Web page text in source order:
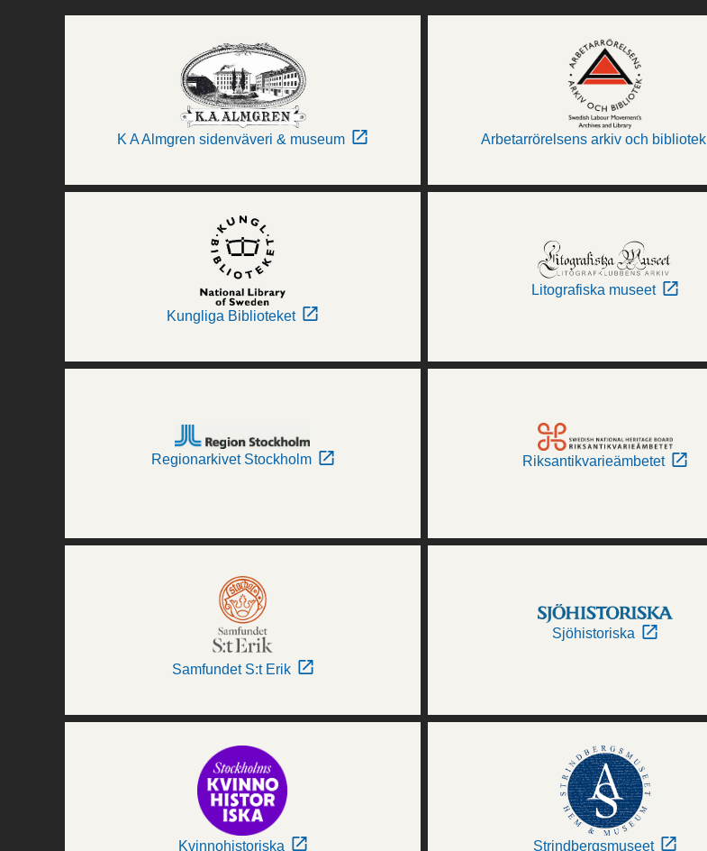
K A Almgren sidenväveri & museum Arbetarrörelsens arkiv och bibliotek
Kungliga Biblioteket
Litografiska museet
Regionarkivet Stockholm Riksantikvarieämbetet
Samfundet S:t Erik
Sjöhistoriska
Kvinnohistoriska Strindbergsmuseet